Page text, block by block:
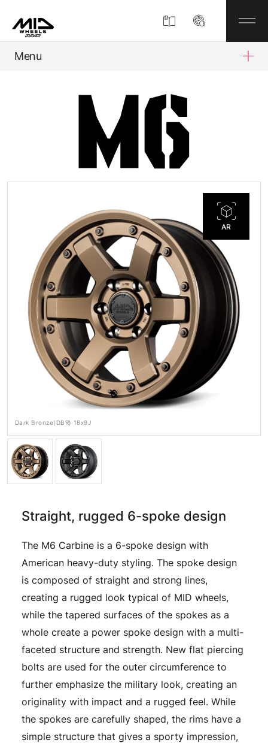
Menu
MIDディスプレイショップ
お知らせ
公式SNS
メディア ホイール検索
AR
Dark Bronze(DBR) 18x9J
Straight, rugged 6-spoke design
The M6 Carbine is a 6-spoke design with
American heavy-duty styling. The spoke design
is composed of straight and strong lines,
creating a rugged look typical of MID wheels,
while the tapered surfaces of the spokes as a
whole create a power spoke design with a multi-
faceted structure and strength. New flat piercing
bolts are used for the outer circumference to
further emphasize the military look, creating an
originality with impact and a rugged feel. While
the spokes are carefully shaped, the rims have a
simple structure that gives a sporty impression,